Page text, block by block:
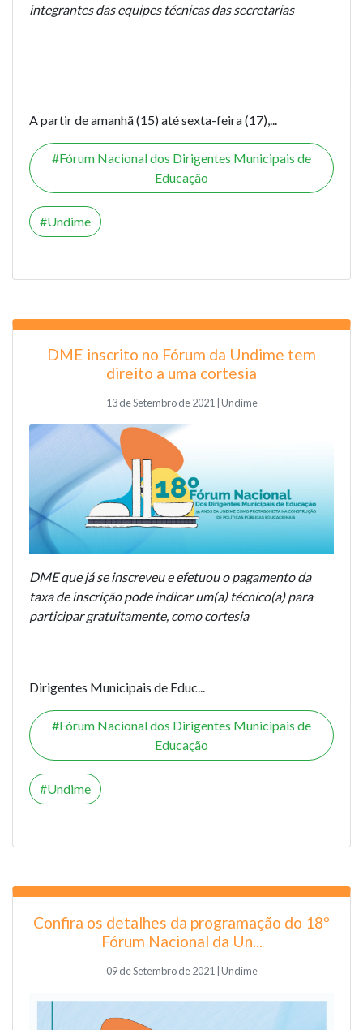
integrantes das equipes técnicas das secretarias
A partir de amanhã (15) até sexta-feira (17),...
Fórum Nacional dos Dirigentes Municipais de
Educação
Undime
DME inscrito no Fórum da Undime tem
direito a uma cortesia
13 de Setembro de 2021 | Undime
DME que já se inscreveu e efetuou o pagamento da
taxa de inscrição pode indicar um(a) técnico(a) para
participar gratuitamente, como cortesia
Dirigentes Municipais de Educ...
Fórum Nacional dos Dirigentes Municipais de
Educação
Undime
Confira os detalhes da programação do 18º
Fórum Nacional da Un...
09 de Setembro de 2021 | Undime